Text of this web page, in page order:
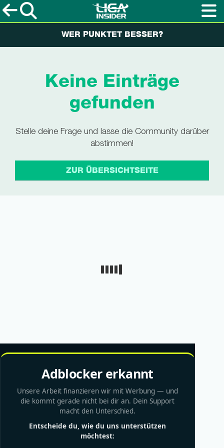
WER PUNKTET BESSER?
Keine Einträge
gefunden
Stelle deine Frage und lasse die Community darüber
abstimmen!
ZUR ÜBERSICHTSEITE
Adblocker erkannt
Unsere Arbeit finanzieren wir mit Werbung — und
die kommt gerade nicht bei dir an. Dein Support
macht den Unterschied.
Entscheide du, wie du uns unterstützen
möchtest: